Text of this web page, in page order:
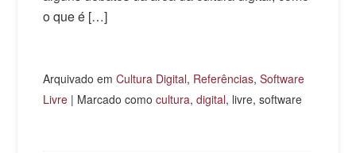
o que é […]
Arquivado emCultura Digital, Referências,Software
Livre | Marcado comocultura,digital, livre, software